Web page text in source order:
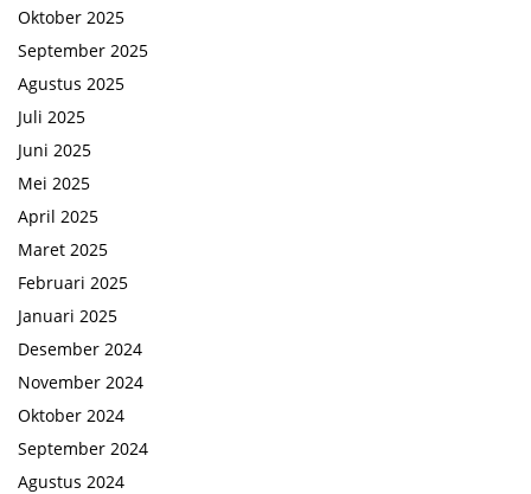
Oktober 2025
September 2025
Agustus 2025
Juli 2025
Juni 2025
Mei 2025
April 2025
Maret 2025
Februari 2025
Januari 2025
Desember 2024
November 2024
Oktober 2024
September 2024
Agustus 2024